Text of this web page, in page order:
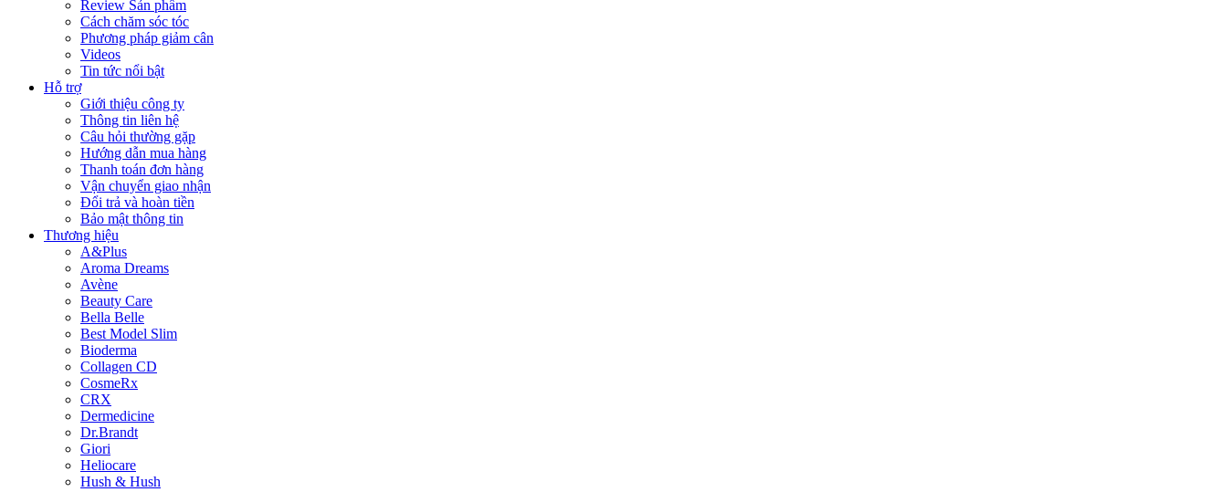
Review Sản phẩm
Cách chăm sóc tóc
Phương pháp giảm cân
Videos
Tin tức nổi bật
Hỗ trợ
Giới thiệu công ty
Thông tin liên hệ
Câu hỏi thường gặp
Hướng dẫn mua hàng
Thanh toán đơn hàng
Vận chuyển giao nhận
Đổi trả và hoàn tiền
Bảo mật thông tin
Thương hiệu
A&Plus
Aroma Dreams
Avène
Beauty Care
Bella Belle
Best Model Slim
Bioderma
Collagen CD
CosmeRx
CRX
Dermedicine
Dr.Brandt
Giori
Heliocare
Hush & Hush